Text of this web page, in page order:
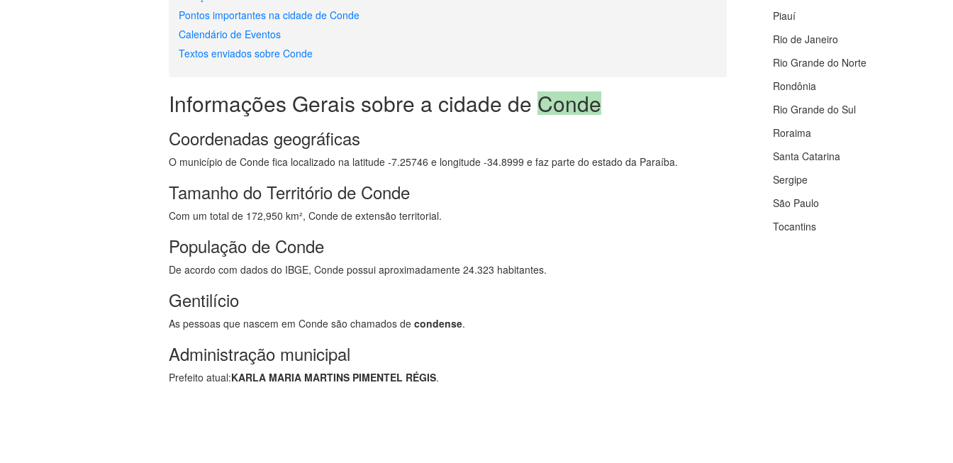
Pontos importantes na cidade de Conde
Calendário de Eventos
Textos enviados sobre Conde
Informações Gerais sobre a cidade de Conde
Coordenadas geográficas
O município de Conde fica localizado na latitude -7.25746 e longitude -34.8999 e faz parte do estado da Paraíba.
Tamanho do Território de Conde
Com um total de 172,950 km², Conde de extensão territorial.
População de Conde
De acordo com dados do IBGE, Conde possui aproximadamente 24.323 habitantes.
Gentilício
As pessoas que nascem em Conde são chamados decondense.
Administração municipal
Prefeito atual:KARLA MARIA MARTINS PIMENTEL RÉGIS.
Piauí
Rio de Janeiro
Rio Grande do Norte
Rondônia
Rio Grande do Sul
Roraima
Santa Catarina
Sergipe
São Paulo
Tocantins